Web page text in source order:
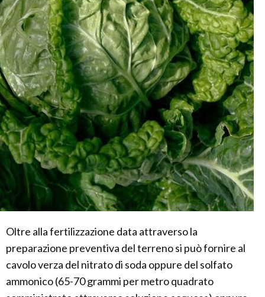
Oltre alla fertilizzazione data attraverso la
preparazione preventiva del terreno si può fornire al
cavolo verza del nitrato di soda oppure del solfato
ammonico (65-70 grammi per metro quadrato